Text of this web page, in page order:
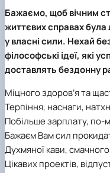
Науковий
Науковий
України»
Бажаємо, щоб вічним
життєвих справах
у власні сили. Нехай
філософські ідеї, які
доставлять бездонну
Міцного здоров’я та
Терпіння, наснаги,
Побільше зарплату,
Бажаєм Вам сил
Духмяної кави, смачного
Цікавих проектів,